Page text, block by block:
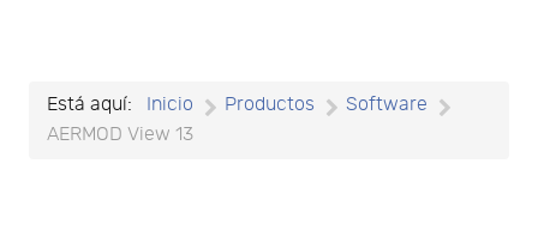
Está aquí: Inicio Productos
Software
AERMOD View 13